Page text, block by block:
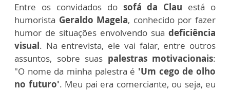
Entre os convidados do sofá da Clau está o
humorista Geraldo Magela, conhecido por fazer
humor de situações envolvendo sua deficiência
visual. Na entrevista, ele vai falar, entre outros
assuntos, sobre suas palestras motivacionais:
"O nome da minha palestra é 'Um cego de olho
no futuro'. Meu pai era comerciante, ou seja, eu